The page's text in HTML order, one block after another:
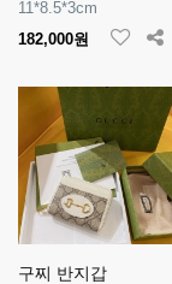
11*8.5*3cm
182,000원
구찌 반지갑